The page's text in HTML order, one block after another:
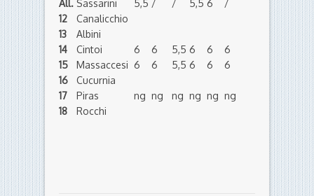
All. Sassarini 5,5 / / 5,5 6
/
12
Canalicchio
13
Albini
14
Cintoi 6 6 5,5 6 6
6
15
Massaccesi 6 6 5,5 6 6
6
16
Cucurnia
17
Piras ng ng ng ng ng ng
18
Rocchi